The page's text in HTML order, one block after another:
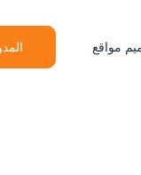
مواقع